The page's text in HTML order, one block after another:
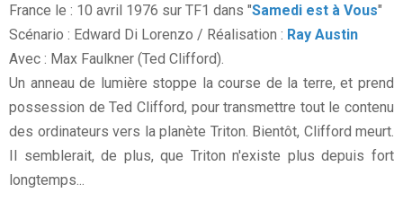
France le : 10 avril 1976 sur TF1 dans "Samedi est à Vous"
Scénario : Edward Di Lorenzo / Réalisation : Ray Austin
Avec : Max Faulkner (Ted Clifford).
Un anneau de lumière stoppe la course de la terre, et prend
possession de Ted Clifford, pour transmettre tout le contenu
des ordinateurs vers la planète Triton. Bientôt, Clifford meurt.
Il semblerait, de plus, que Triton n'existe plus depuis fort
longtemps...